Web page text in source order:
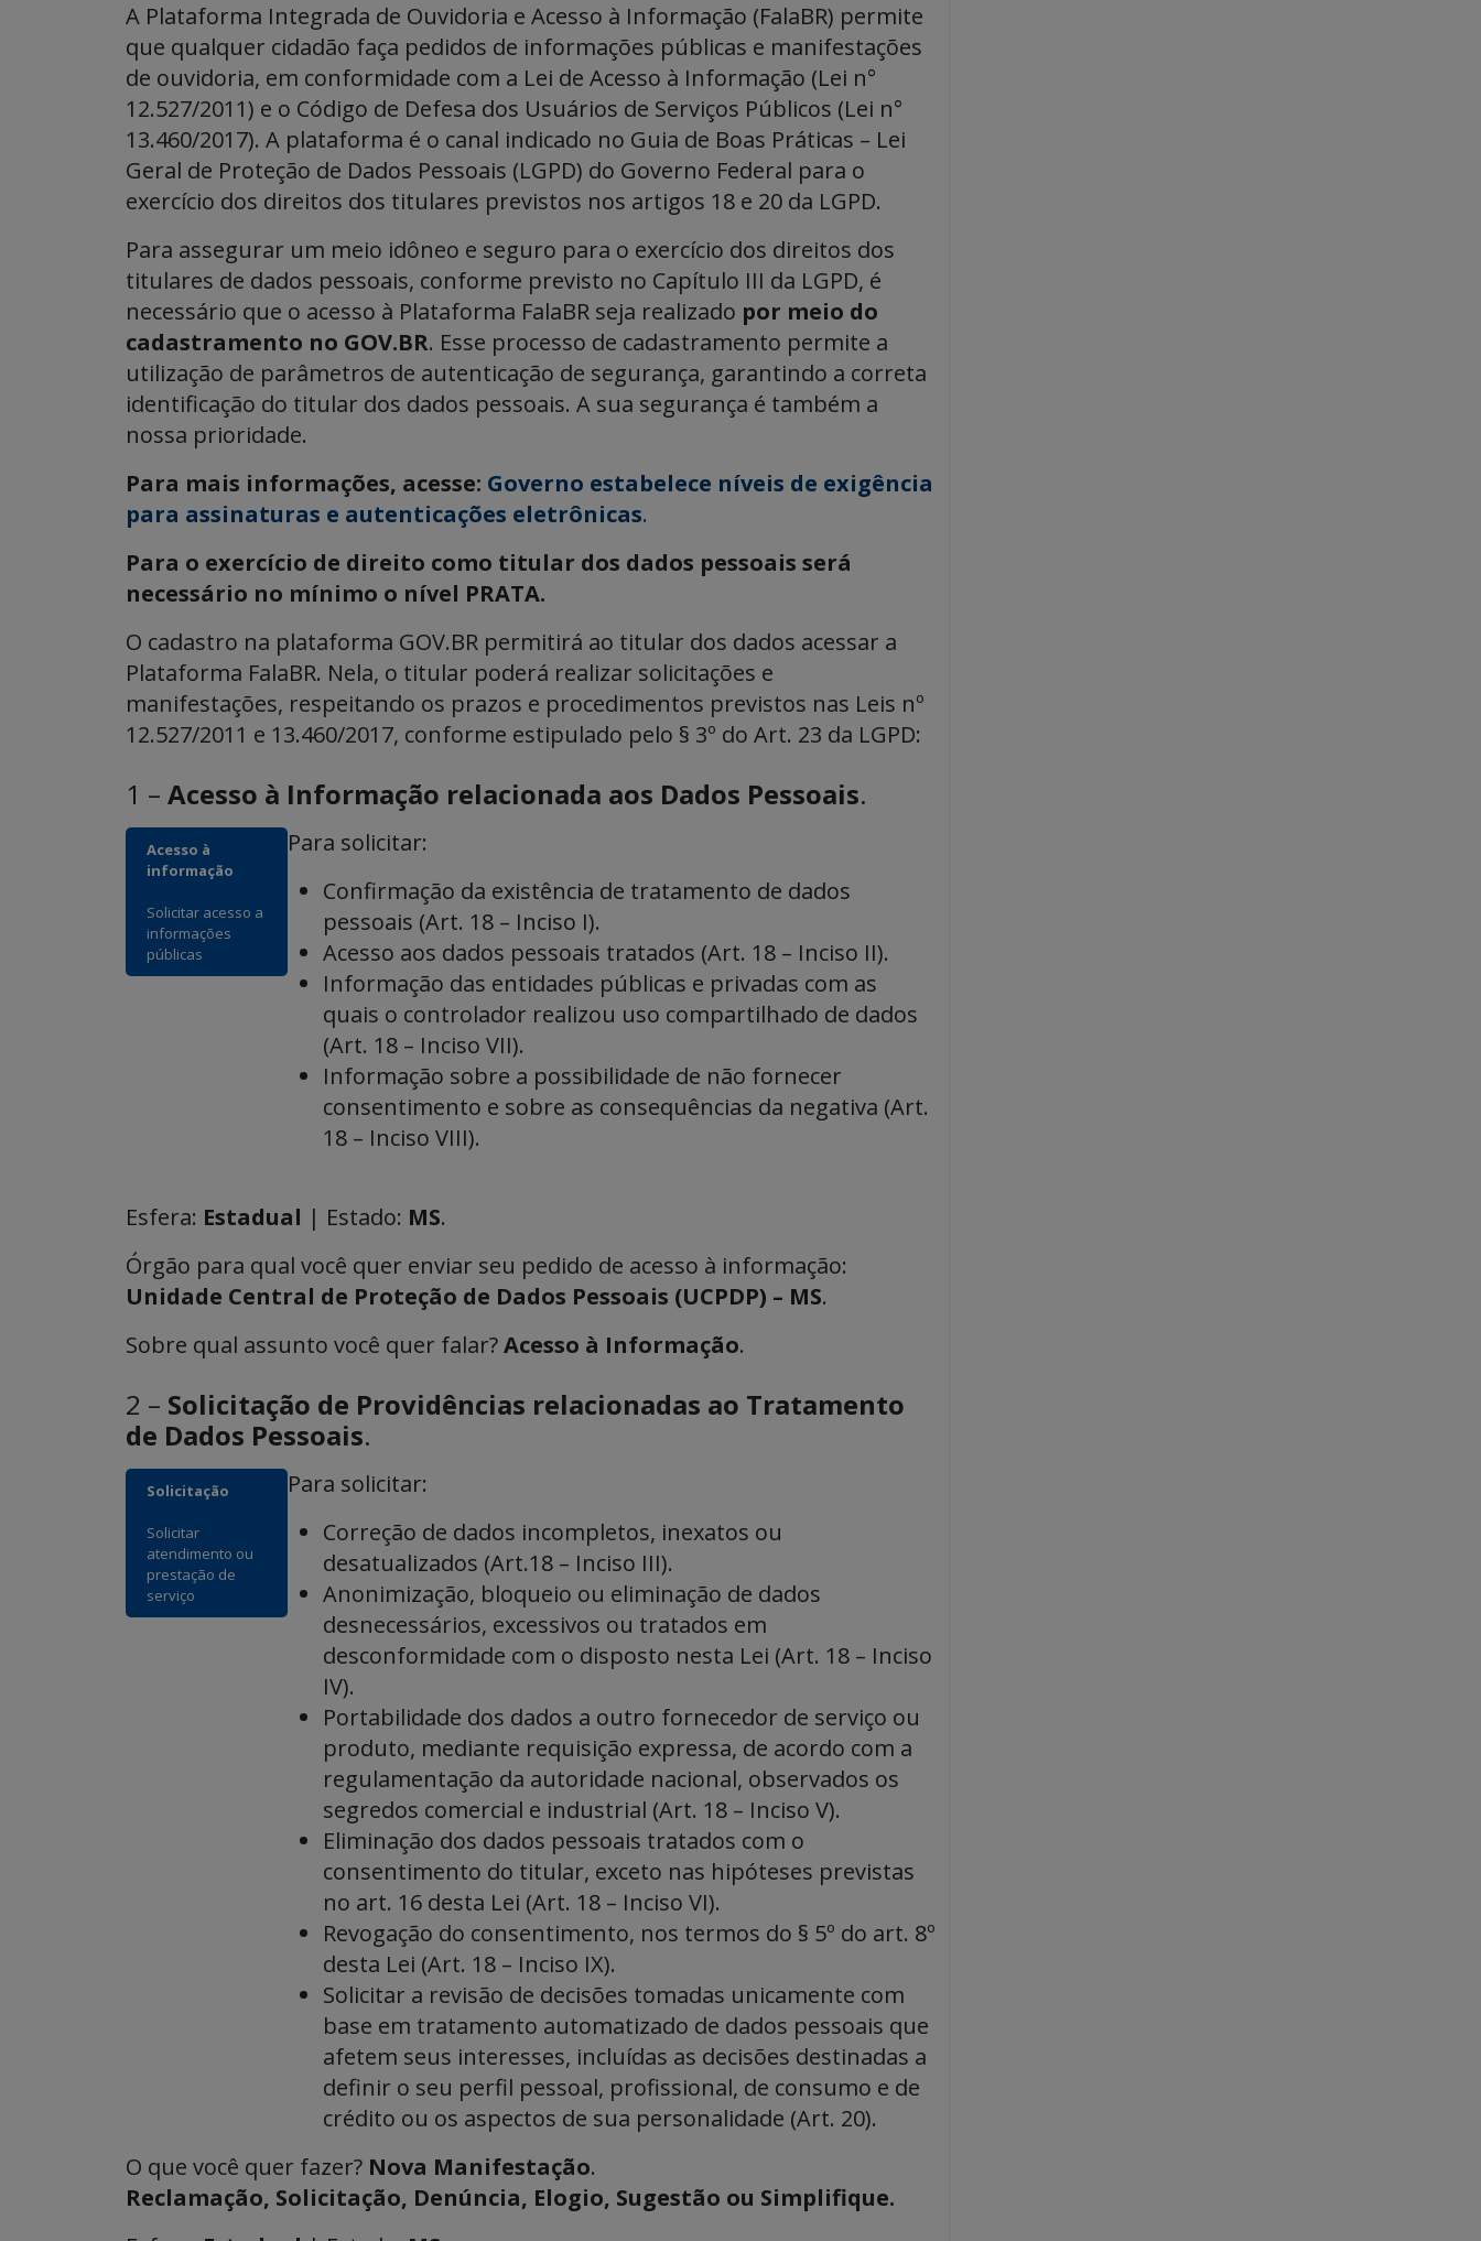
A Plataforma Integrada de Ouvidoria e Acesso à Informação (FalaBR) permite
que qualquer cidadão faça pedidos de informações públicas e manifestações
de ouvidoria, em conformidade com a Lei de Acesso à Informação (Lei n°
12.527/2011) e o Código de Defesa dos Usuários de Serviços Públicos (Lei n°
13.460/2017). A plataforma é o canal indicado no Guia de Boas Práticas – Lei
Geral de Proteção de Dados Pessoais (LGPD) do Governo Federal para o
exercício dos direitos dos titulares previstos nos artigos 18 e 20 da LGPD.
Para assegurar um meio idôneo e seguro para o exercício dos direitos dos
titulares de dados pessoais, conforme previsto no Capítulo III da LGPD, é
necessário que o acesso à Plataforma FalaBR seja realizado por meio do
cadastramento no GOV.BR. Esse processo de cadastramento permite a
utilização de parâmetros de autenticação de segurança, garantindo a correta
identificação do titular dos dados pessoais. A sua segurança é também a
nossa prioridade.
Para mais informações, acesse: Governo estabelece níveis de exigência
para assinaturas e autenticações eletrônicas.
Para o exercício de direito como titular dos dados pessoais será
necessário no mínimo o nível PRATA.
O cadastro na plataforma GOV.BR permitirá ao titular dos dados acessar a
Plataforma FalaBR. Nela, o titular poderá realizar solicitações e
manifestações, respeitando os prazos e procedimentos previstos nas Leis nº
12.527/2011 e 13.460/2017, conforme estipulado pelo § 3º do Art. 23 da LGPD:
1 – Acesso à Informação relacionada aos Dados Pessoais.
Acesso à
informação
Solicitar acesso a
informações
públicas
Para solicitar:
Confirmação da existência de tratamento de dados
pessoais (Art. 18 – Inciso I).
Acesso aos dados pessoais tratados (Art. 18 – Inciso II).
Informação das entidades públicas e privadas com as
quais o controlador realizou uso compartilhado de dados
(Art. 18 – Inciso VII).
Informação sobre a possibilidade de não fornecer
consentimento e sobre as consequências da negativa (Art.
18 – Inciso VIII).
Esfera: Estadual | Estado: MS.
Órgão para qual você quer enviar seu pedido de acesso à informação:
Unidade Central de Proteção de Dados Pessoais (UCPDP) – MS.
Sobre qual assunto você quer falar?Acesso à Informação.
2 – Solicitação de Providências relacionadas ao Tratamento
de Dados Pessoais.
Solicitação
Solicitar
atendimento ou
prestação de
serviço
Para solicitar:
Correção de dados incompletos, inexatos ou
desatualizados (Art.18 – Inciso III).
Anonimização, bloqueio ou eliminação de dados
desnecessários, excessivos ou tratados em
desconformidade com o disposto nesta Lei (Art. 18 – Inciso
IV).
Portabilidade dos dados a outro fornecedor de serviço ou
produto, mediante requisição expressa, de acordo com a
regulamentação da autoridade nacional, observados os
segredos comercial e industrial (Art. 18 – Inciso V).
Eliminação dos dados pessoais tratados com o
consentimento do titular, exceto nas hipóteses previstas
no art. 16 desta Lei (Art. 18 – Inciso VI).
Revogação do consentimento, nos termos do § 5º do art. 8º
desta Lei (Art. 18 – Inciso IX).
Solicitar a revisão de decisões tomadas unicamente com
base em tratamento automatizado de dados pessoais que
afetem seus interesses, incluídas as decisões destinadas a
definir o seu perfil pessoal, profissional, de consumo e de
crédito ou os aspectos de sua personalidade (Art. 20).
O que você quer fazer? Nova Manifestação.
Reclamação, Solicitação, Denúncia, Elogio, Sugestão ou Simplifique.